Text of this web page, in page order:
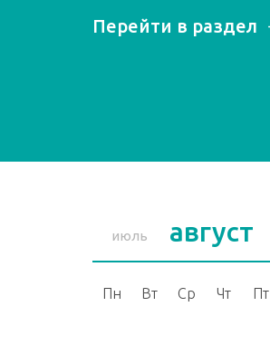
Перейти в раздел
июль август
Пн Вт Ср Чт Пт